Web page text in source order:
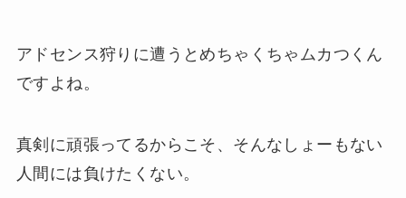
アドセンス狩りに遭うとめちゃくちゃムカつくん
ですよね。
真剣に頑張ってるからこそ、そんなしょーもない
人間には負けたくない。